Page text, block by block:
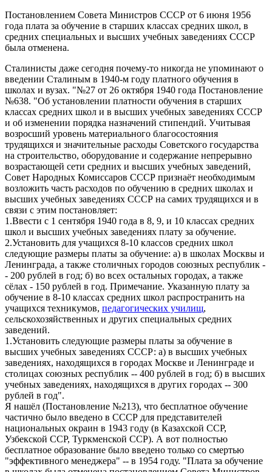
Постановлением Совета Министров СССР от 6 июня 1956
года плата за обучение в старших классах средних школ, в
средних специальных и высших учебных заведениях СССР
была отменена.
Сталинисты даже сегодня почему-то никогда не упоминают о
введении Сталиным в 1940-м году платного обучения в
школах и вузах. "№27 от 26 октября 1940 года Постановление
№638. "Об установлении платности обучения в старших
классах средних школ и в высших учебных заведениях СССР
и об изменении порядка назначений стипендий. Учитывая
возросший уровень материального благосостояния
трудящихся и значительные расходы Советского государства
на строительство, оборудование и содержание непрерывно
возрастающей сети средних и высших учебных заведений,
Совет Народных Комиссаров СССР признаёт необходимым
возложить часть расходов по обучению в средних школах и
высших учебных заведениях СССР на самих трудящихся и в
связи с этим постановляет:
1.Ввести с 1 сентября 1940 года в 8, 9, и 10 классах средних
школ и высших учебных заведениях плату за обучение.
2.Установить для учащихся 8-10 классов средних школ
следующие размеры платы за обучение: а) в школах Москвы и
Ленинграда, а также столичных городов союзных республик -
- 200 рублей в год; б) во всех остальных городах, а также
сёлах - 150 рублей в год. Примечание. Указанную плату за
обучение в 8-10 классах средних школ распространить на
учащихся техникумов, педагогических училищ,
сельскохозяйственных и других специальных средних
заведений.
1.Установить следующие размеры платы за обучение в
высших учебных заведениях СССР: а) в высших учебных
заведениях, находящихся в городах Москве и Ленинграде и
столицах союзных республик -- 400 рублей в год; б) в высших
учебных заведениях, находящихся в других городах -- 300
рублей в год".
Я нашёл (Постановление №213), что бесплатное обучение
частично было введено в СССР для представителей
национальных окраин в 1943 году (в Казахской ССР,
Узбекской ССР, Туркменской ССР). А вот полностью
бесплатное образование было введено только со смертью
"эффективного менеджера" -- в 1954 году. "Плата за обучение